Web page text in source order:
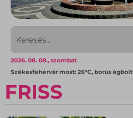
2026. 08. 08., szombat
Székesfehérvár most: 26°C, borús égbolt
FRISS